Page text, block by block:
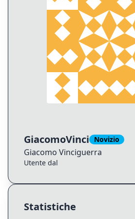
GiacomoVinci Novizio
Giacomo Vinciguerra
Utente dal
Statistiche